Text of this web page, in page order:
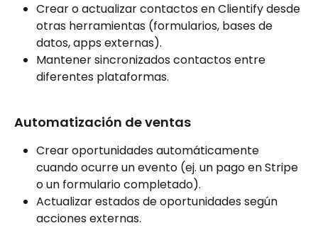
Crear o actualizar contactos en Clientify desde
otras herramientas (formularios, bases de
datos, apps externas).
Mantener sincronizados contactos entre
diferentes plataformas.
Automatización de ventas
Crear oportunidades automáticamente
cuando ocurre un evento (ej. un pago en Stripe
o un formulario completado).
Actualizar estados de oportunidades según
acciones externas.